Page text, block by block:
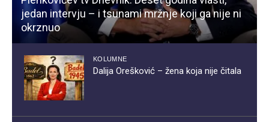
jedan intervju – i tsunami mržnje koji ga nije ni
okrznuo
KOLUMNE
Dalija Orešković – žena koja nije čitala